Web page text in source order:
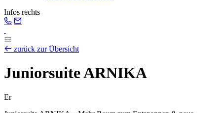
Infos rechts
zurück zur Übersicht
Juniorsuite ARNIKA
Er